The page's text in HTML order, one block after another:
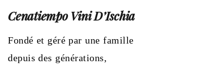
Cenatiempo Vini D’Ischia
Fondé et géré par une famille
depuis des générations,